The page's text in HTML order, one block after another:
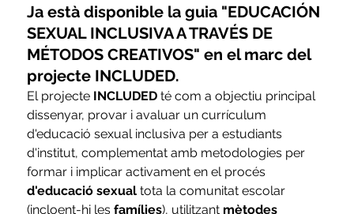
Ja està disponible la guia "EDUCACIÓN
SEXUAL INCLUSIVA A TRAVÉS DE
MÉTODOS CREATIVOS" en el marc del
projecte INCLUDED.
El projecte INCLUDED té com a objectiu principal
dissenyar, provar i avaluar un currículum
d'educació sexual inclusiva per a estudiants
d'institut, complementat amb metodologies per
formar i implicar activament en el procés
d'educació sexual tota la comunitat escolar
(incloent-hi les famílies), utilitzant mètodes